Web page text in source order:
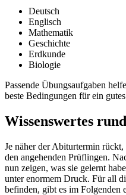
Deutsch
Englisch
Mathematik
Geschichte
Erdkunde
Biologie
Passende Übungsaufgaben
beste Bedingungen für ein
Wissenswertes
Je näher der Abiturtermin
den angehenden Prüflingen.
nun zeigen, was sie gelernt
unter enormem Druck. Für all
befinden, gibt es im Folgenden